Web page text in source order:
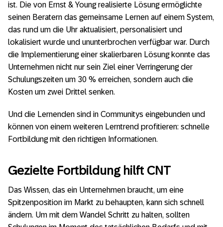
ist. Die von Ernst & Young realisierte Lösung ermöglichte
seinen Beratern das gemeinsame Lernen auf einem System,
das rund um die Uhr aktualisiert, personalisiert und
lokalisiert wurde und ununterbrochen verfügbar war. Durch
die Implementierung einer skalierbaren Lösung konnte das
Unternehmen nicht nur sein Ziel einer Verringerung der
Schulungszeiten um 30 % erreichen, sondern auch die
Kosten um zwei Drittel senken.
Und die Lernenden sind in Communitys eingebunden und
können von einem weiteren Lerntrend profitieren: schnelle
Fortbildung mit den richtigen Informationen.
Gezielte Fortbildung hilft CNT
Das Wissen, das ein Unternehmen braucht, um eine
Spitzenposition im Markt zu behaupten, kann sich schnell
ändern. Um mit dem Wandel Schritt zu halten, sollten